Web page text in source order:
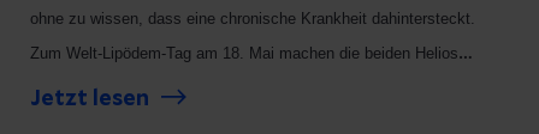
ohne zu wissen, dass eine chronische Krankheit dahintersteckt.
Zum Welt-Lipödem-Tag am 18. Mai machen die beiden Helios
Chefärzte, Prof. Knut Kröger (Angiologie) und Dr. Truong Quang Vu
Jetzt lesen